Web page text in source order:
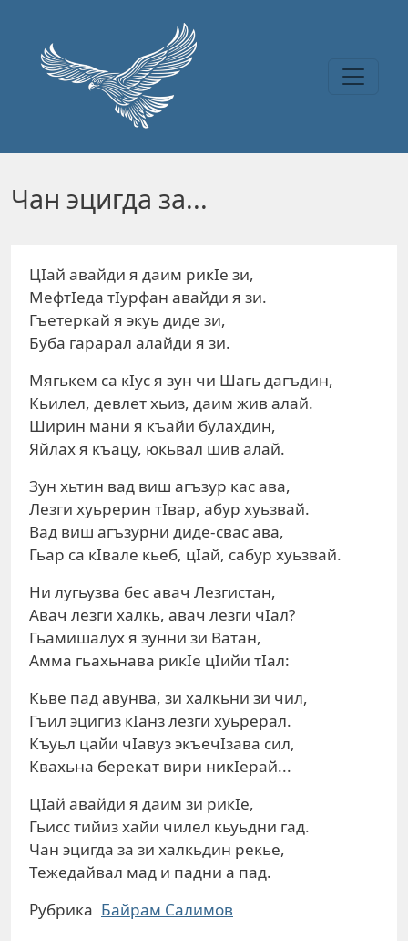
Чан эцигда за...
ЦIай авайди я даим рикIе зи,
МефтIеда тIурфан авайди я зи.
Гъетеркай я экуь диде зи,
Буба гарарал алайди я зи.
Мягькем cа кIус я зун чи Шагь дагъдин,
Кьилел, девлет хьиз, даим жив алай.
Ширин мани я къайи булахдин,
Яйлах я къацу, юкьвал шив алай.
Зун хьтин вад виш агъзур кас ава,
Лезги хуьрерин тIвар, абур хуьзвай.
Вад виш агъзурни диде-свас ава,
Гьар са кIвале кьеб, цIай, сабур хуьзвай.
Ни лугьузва бес авач Лезгистан,
Авач лезги халкь, авач лезги чIал?
Гьамишалух я зунни зи Ватан,
Амма гьахьнава рикIе цIийи тIал:
Кьве пад авунва, зи халкьни зи чил,
Гъил эцигиз кIанз лезги хуьрерал.
Къуьл цайи чIавуз экъечIзава сил,
Квахьна берекат вири никIерай...
ЦIай авайди я даим зи рикIе,
Гьисс тийиз хайи чилел кьуьдни гад.
Чан эцигда за зи халкьдин рекье,
Тежедайвал мад и падни а пад.
Рубрика Байрам Салимов